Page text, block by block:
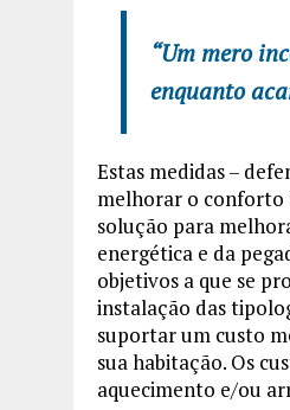
“Um mero
enquanto
Estas medidas –
melhorar o conforto
solução para
energética e da
objetivos a que se
instalação das
suportar um custo
sua habitação. Os
aquecimento e/ou